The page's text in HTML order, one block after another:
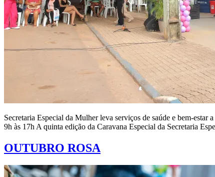
Secretaria Especial da Mulher leva serviços de saúde e bem-
9h às 17h A quinta edição da Caravana Especial da Secretaria
OUTUBRO ROSA